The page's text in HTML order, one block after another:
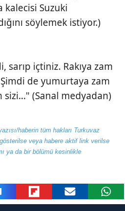
kalecisi Suzuki
söylemek istiyor.)
sarıp içtiniz. Rakıya zam
de yumurtaya zam
(Sanal medyadan)
haberin tüm hakları Turkuvaz
veya habere aktif link verilse
ya da bir bölümü kesinlikle